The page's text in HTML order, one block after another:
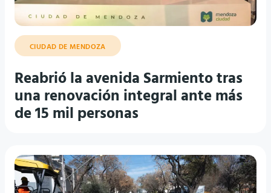
CIUDAD DE MENDOZA
Reabrió la avenida Sarmiento tras
una renovación integral ante más
de 15 mil personas